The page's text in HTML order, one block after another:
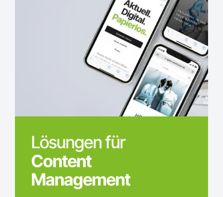
Lösungen für
Content
Management